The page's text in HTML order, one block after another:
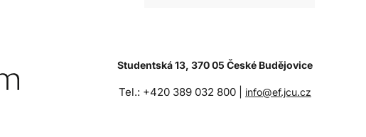
Studentská 13, 370 05 České Budějovice
Tel.: +420 389 032 800 | info@ef.jcu.cz